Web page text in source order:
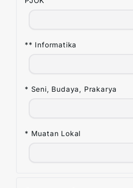
** Informatika
* Seni, Budaya, Prakarya
* Muatan Lokal